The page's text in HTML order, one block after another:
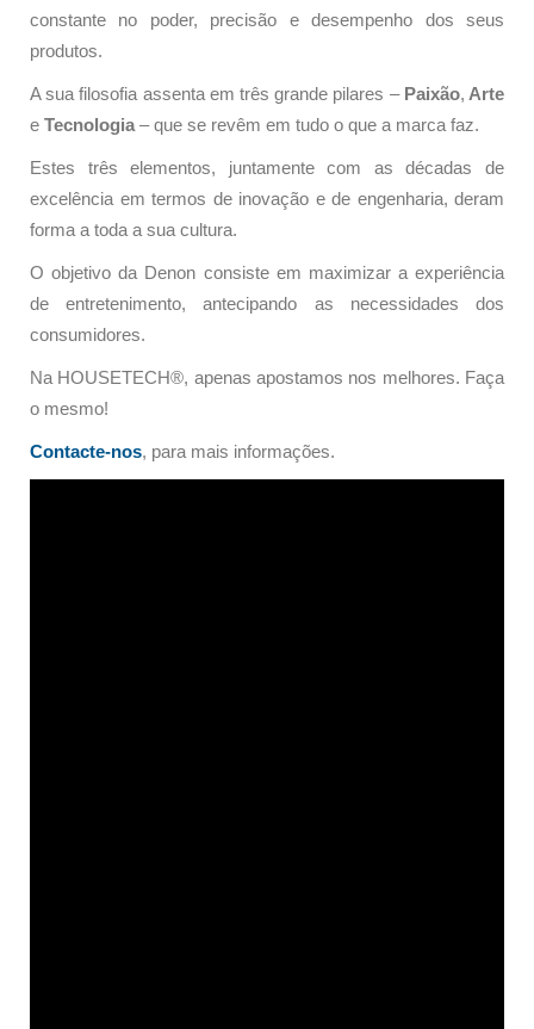
constante no poder, precisão e desempenho dos seus
produtos.
A sua filosofia assenta em três grande pilares – Paixão, Arte
e Tecnologia – que se revêm em tudo o que a marca faz.
Estes três elementos, juntamente com as décadas de
excelência em termos de inovação e de engenharia, deram
forma a toda a sua cultura.
O objetivo da Denon consiste em maximizar a experiência
de entretenimento, antecipando as necessidades dos
consumidores.
Na HOUSETECH®, apenas apostamos nos melhores. Faça
o mesmo!
Contacte-nos, para mais informações.